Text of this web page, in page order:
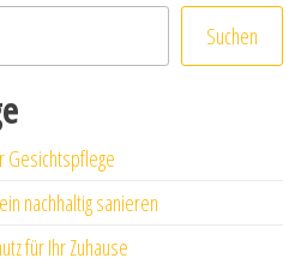
Suchen
Gesichtspflege
nachhaltig sanieren
für Ihr Zuhause